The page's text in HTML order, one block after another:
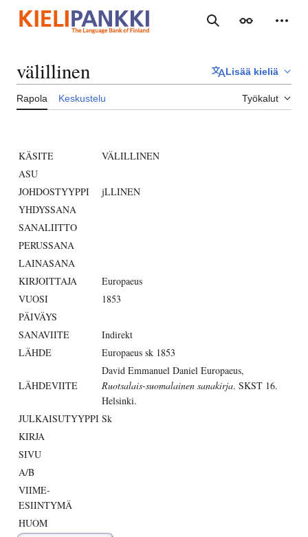
sisältöön
Haku Ulkoasu
välillinen Lisää kieliä
Rapola Keskustelu Työkalut
KÄSITE
VÄLILLINEN
ASU
JOHDOSTYYPPI
jLLINEN
YHDYSSANA
SANALIITTO
PERUSSANA
LAINASANA
KIRJOITTAJA
Europaeus
VUOSI
1853
PÄIVÄYS
SANAVIITE
Indirekt
LÄHDE
Europaeus sk 1853
LÄHDEVIITE
David Emmanuel Daniel Europaeus,
Ruotsalais-suomalainen sanakirja. SKST 16.
Helsinki.
JULKAISUTYYPPI Sk
KIRJA
SIVU
A/B
VIIME-
ESIINTYMÄ
HUOM